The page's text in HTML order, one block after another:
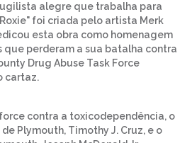
alegre que trabalha para
foi criada pelo artista Merk
esta obra como homenagem
que perderam a sua batalha contra
Drug Abuse Task Force
cartaz.
contra a toxicodependência, o
Plymouth, Timothy J. Cruz, e o